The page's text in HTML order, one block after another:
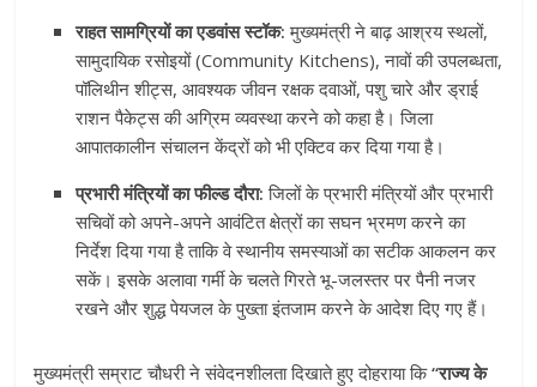
राहत सामग्रियों का एडवांस स्टॉक: मुख्यमंत्री ने बाढ़ आश्रय स्थलों,
सामुदायिक रसोइयों (Community Kitchens), नावों की उपलब्धता,
पॉलिथीन शीट्स, आवश्यक जीवन रक्षक दवाओं, पशु चारे और ड्राई
राशन पैकेट्स की अग्रिम व्यवस्था करने को कहा है। जिला
आपातकालीन संचालन केंद्रों को भी एक्टिव कर दिया गया है।
प्रभारी मंत्रियों का फील्ड दौरा: जिलों के प्रभारी मंत्रियों और प्रभारी
सचिवों को अपने-अपने आवंटित क्षेत्रों का सघन भ्रमण करने का
निर्देश दिया गया है ताकि वे स्थानीय समस्याओं का सटीक आकलन कर
सकें। इसके अलावा गर्मी के चलते गिरते भू-जलस्तर पर पैनी नजर
रखने और शुद्ध पेयजल के पुख्ता इंतजाम करने के आदेश दिए गए हैं।
मुख्यमंत्री सम्राट चौधरी ने संवेदनशीलता दिखाते हुए दोहराया कि“राज्य के